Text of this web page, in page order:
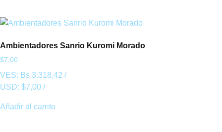
Ambientadores Sanrio Kuromi Morado
$7,00
VES: Bs.3.318,42 /
USD: $7,00 /
Añadir al carrito